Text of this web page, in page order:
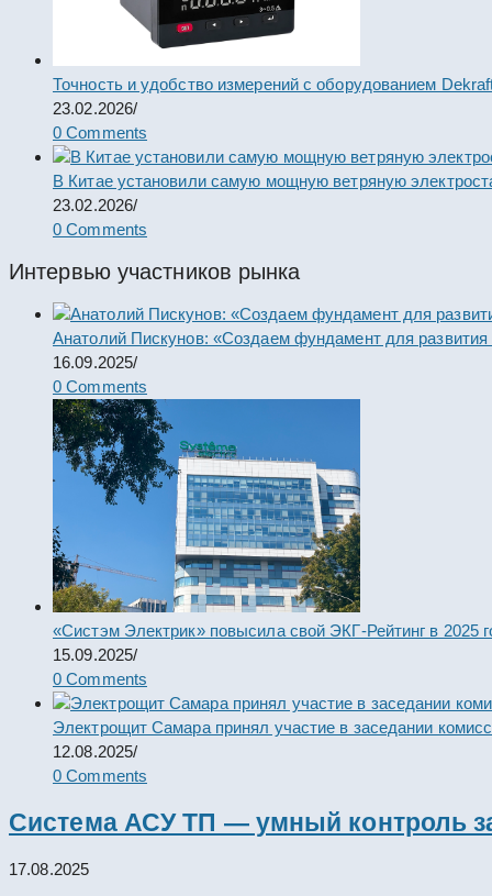
Точность и удобство измерений с оборудованием
23.02.2026/
0 Comments
В Китае установили самую мощную ветряную
23.02.2026/
0 Comments
Интервью участников рынка
Анатолий Пискунов: «Создаем фундамент для развития
16.09.2025/
0 Comments
«Систэм Электрик» повысила свой ЭКГ-Рейтинг в 2025
15.09.2025/
0 Comments
Электрощит Самара принял участие в заседании
12.08.2025/
0 Comments
Система АСУ ТП — умный контроль
17.08.2025